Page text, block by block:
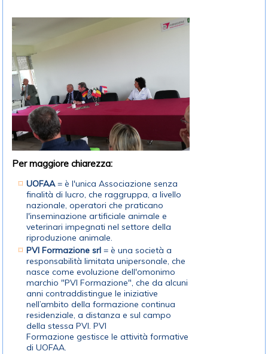
Per maggiore chiarezza:
UOFAA= è l'unica Associazione senza
finalità di lucro, che raggruppa, a livello
nazionale, operatori che praticano
l'inseminazione artificiale animale e
veterinari impegnati nel settore della
riproduzione animale.
PVI Formazione srl = è una società a
responsabilità limitata unipersonale, che
nasce come evoluzione dell'omonimo
marchio "PVI Formazione", che da alcuni
anni contraddistingue le iniziative
nell’ambito della formazione continua
residenziale, a distanza e sul campo
della stessa PVI. PVI
Formazione gestisce le attività formative
di UOFAA.